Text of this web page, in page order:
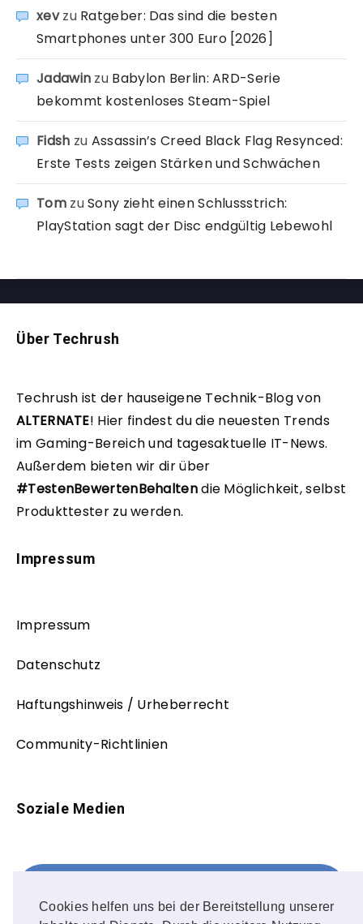
Cookies helfen uns bei der Bereitstellung unserer
xevzu Ratgeber: Das sind die besten
Smartphones unter 300 Euro [2026]
Jadawin zu Babylon Berlin: ARD-Serie
bekommt kostenloses Steam-Spiel
Fidsh zu Assassin’s Creed Black Flag Resynced:
Erste Tests zeigen Stärken und Schwächen
TomzuSony zieht einen Schlussstrich:
PlayStation sagt der Disc endgültig Lebewohl
Über Techrush
Techrush ist der hauseigene Technik-Blog von
ALTERNATE! Hier findest du die neuesten Trends
im Gaming-Bereich und tagesaktuelle IT-News.
Außerdem bieten wir dir über
#TestenBewertenBehaltendie Möglichkeit, selbst
Produkttester zu werden.
Impressum
Impressum
Datenschutz
Haftungshinweis / Urheberrecht
Community-Richtlinien
Soziale Medien
FOLLOW ME!